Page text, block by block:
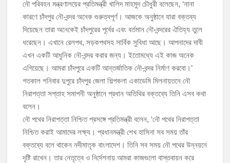
মঞ্চে নয়, নেতাকর্মীদের সারিতে বসে মতবিনিময় করলেন শিক্ষামন্ত্রী আ,ন,ম এহসানুল
হক মিলন
চাঁদপুর জেলা বিএনপির সিনিয়র সহ-সভাপতি মাহবুব আনোয়ার বাবলুর মৃত্যুতে স্মরণ
সভা ও দোয়া মাহফিল
চাঁদপুর পৌরসভার ২০৫ কোটি টাকার বাজেট ঘোষণা
কচুয়ায় পৃথক অভিযানে ২০১ পিস ইয়াবা ও ৫০ গ্রাম গাঁজাসহ ৩ মাদক কারবারি
গ্রেপ্তার
নৌ পরিবহন মন্ত্রণালয়ের প্রতিমন্ত্রী খালিদ মাহমুদ চৌধুরী বলেছেন, ‘নানা
কারণে চাঁদপুর নৌ-বন্দর অনেক গুরুত্বপূর্ণ। আজকে অনুষ্ঠানে যারা বক্তব্য
দিয়েছেন তারা অনেকেই চাঁদপুরের পূর্বের এবং বর্তমান নৌ-বন্দরের ঐতিহ্য তুলে
ধরেছেন। এখানে রেলপথ, সড়কপথসহ সার্বিক সুবিধা আছে। আপনাদের দাবী
এখন একটি আধুনিক নৌ-বন্দর করার জন্য। ইতোমধ্যে এই কাজ অনেক
এগিয়েছে। আমরা চাঁদপুরে একটি আন্তর্জাতিক নৌ-বন্দর নির্মাণ করবো।’
গতকাল শনিবার দুপুরে চাঁদপুর জেলা শিল্পকলা একাডেমি মিলনায়তনে নৌ
নিরাপত্তা সপ্তাহ সমাপনী অনুষ্ঠানে প্রধান অতিথির বক্তব্যে তিনি এসব কথা
বলেন।
নৌ পথের নিরাপত্তা নিশ্চিত প্রসঙ্গে প্রতিমন্ত্রী বলেন, ‘নৌ পথের নিরাপত্তা
নিশ্চিত করাই আমাদের লক্ষ্য। প্রধানমন্ত্রী শেখ হাসিনা সব সময় তাঁর
বক্তব্যে বলে থাকেন নদীমাতৃক বাংলাদেশ। তিনি সব সময় নৌ পথের উন্নয়নে
দৃষ্টি রাখেন। তার নেতৃত্বে ও নির্দেশনায় আমরা কাজগুলো বাস্তবায়ন করে